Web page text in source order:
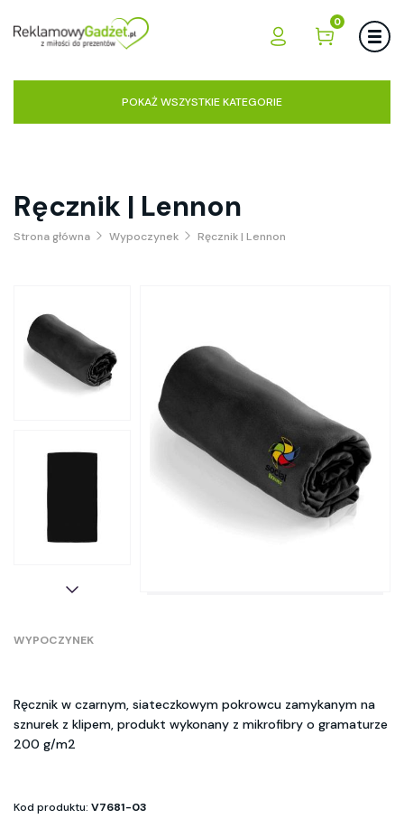
0
POKAŻ WSZYSTKIE KATEGORIE
Ręcznik | Lennon
Strona główna Wypoczynek Ręcznik | Lennon
WYPOCZYNEK
Ręcznik w czarnym, siateczkowym pokrowcu zamykanym na
sznurek z klipem, produkt wykonany z mikrofibry o gramaturze
200 g/m2
Kod produktu: V7681-03